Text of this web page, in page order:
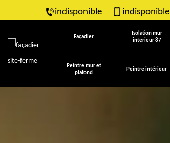
indisponible indisponible
Façadier
Isolation mur
interieur 87
Peintre mur et
plafond
Peintre intérieur